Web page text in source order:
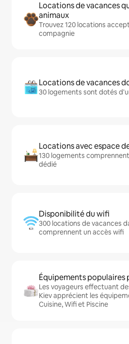
Locations de vacances
animaux
Trouvez 120 locations
compagnie
Locations de vacances
30 logements sont dotés
Locations avec espace
130 logements
dédié
Disponibilité du wifi
300 locations de vacances
comprennent un accès wifi
Équipements populaires
Les voyageurs effectuant
Kiev apprécient les
Cuisine, Wifi et Piscine